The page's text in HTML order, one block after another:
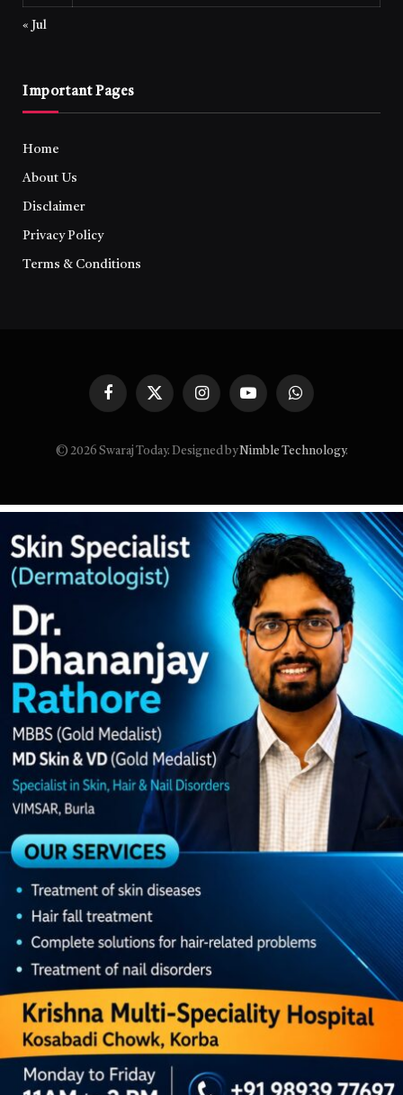
« Jul
Important Pages
Home
About Us
Disclaimer
Privacy Policy
Terms & Conditions
FacebookX
InstagramYouTubeWhatsApp
© 2026 Swaraj Today. Designed byNimble Technology.